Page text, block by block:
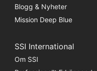
Blogg & Nyheter
Mission Deep Blue
SSI International
Om SSI